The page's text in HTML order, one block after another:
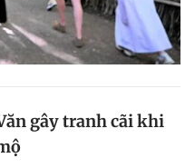
gây tranh cãi khi